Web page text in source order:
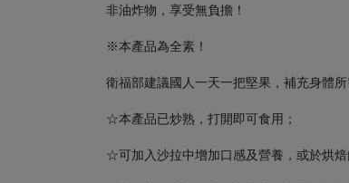
非油炸物，享受無負擔！
※本產品為全素！
衛福部建議國人一天一把堅果，補充身體所
☆本產品已炒熟，打開即可食用；
☆可加入沙拉中增加口感及營養，或於烘